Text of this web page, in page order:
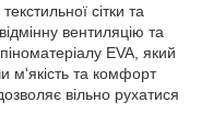
сітки та
вентиляцію та
EVA, який
м'якість та комфорт
вільно рухатися